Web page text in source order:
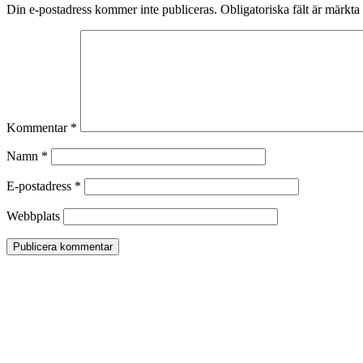
Din e-postadress kommer inte publiceras. Obligatoriska fält är märkta
Kommentar *
Namn *
E-postadress *
Webbplats